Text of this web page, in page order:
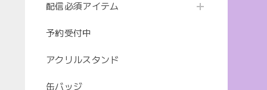
配信必須アイテム
予約受付中
アクリルスタンド
缶バッジ